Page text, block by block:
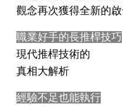
觀念再次獲得全新的啟
職業好手的長推桿技巧
現代推桿技術的
真相大解析
經驗不足也能執行